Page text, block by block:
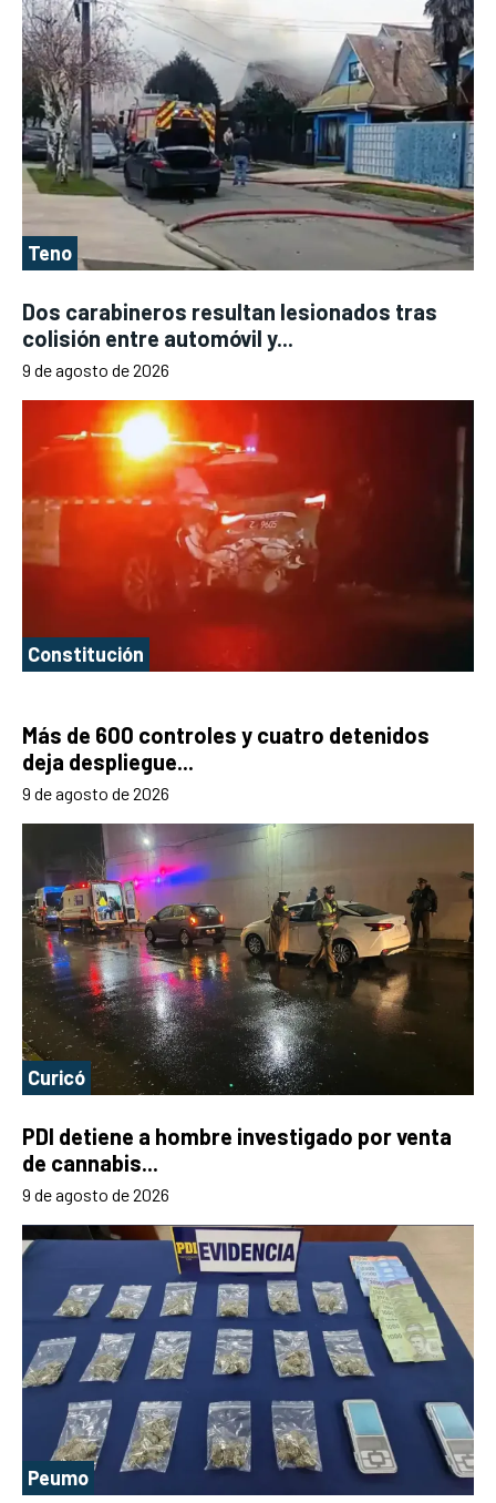
Teno
Dos carabineros resultan lesionados tras
colisión entre automóvil y...
9 de agosto de 2026
Constitución
Más de 600 controles y cuatro detenidos
deja despliegue...
9 de agosto de 2026
Curicó
PDI detiene a hombre investigado por venta
de cannabis...
9 de agosto de 2026
Peumo